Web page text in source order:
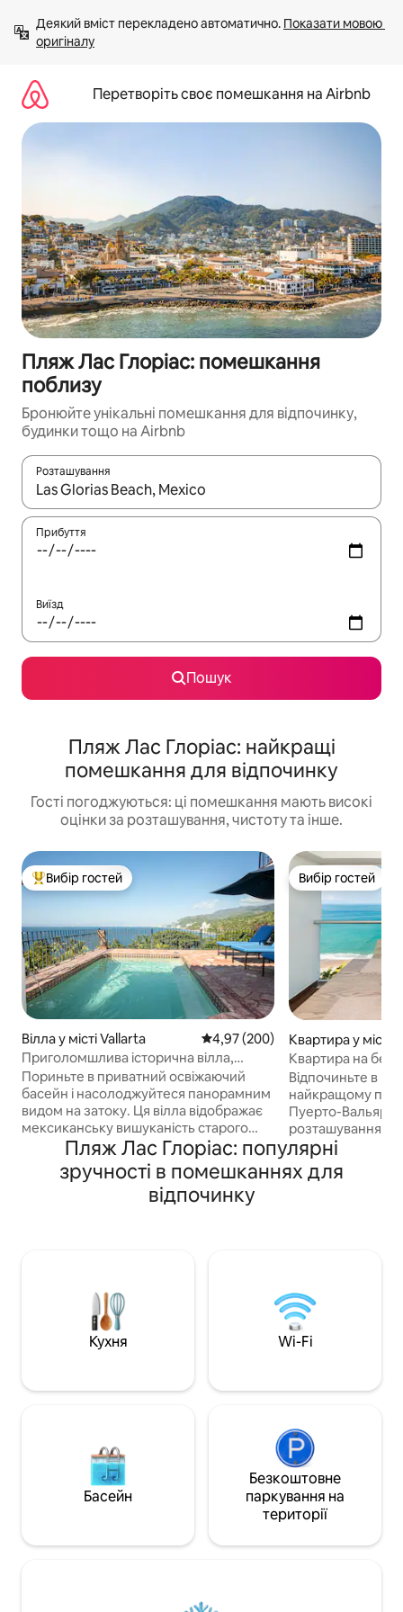
вмісту
Деякий вміст перекладено автоматично. Показати мовою
оригіналу
Перетворіть своє помешкання на Airbnb
Пляж Лас Глоріас: помешкання
поблизу
Бронюйте унікальні помешкання для відпочинку,
будинки тощо на Airbnb
Розташування
Отримавши результати пошуку, використовуйте для
Прибуття
Виїзд
Пошук
Пляж Лас Глоріас: найкращі
помешкання для відпочинку
Гості погоджуються: ці помешкання мають високі
оцінки за розташування, чистоту та інше.
Топ вибір гостей
Вибір гостей
Вілла у місті Vallarta Середня оцінка: 4,97 з 5,
4,97 (200)
Приголомшлива історична вілла,
приватний басейн і панорамний вид
Пориньте в приватний освіжаючий
басейн і насолоджуйтеся панорамним
видом на затоку. Ця вілла відображає
мексиканську вишуканість старого
світу з дерев 'яними балками,
розписаною вручну плиткою та
колоніальним антикваріальним
антикваріалом поряд із сучасними
та колекція вілл широко визнані як
один із найкращих, які може
запропонувати PV, завдяки
безпрецедентному розташуванню та
нашого анклаву вілл. Це автентична
пишаємося тим, що ділимося ним з
нашими гостями! Вілла ваша! З
лицьового боку та зверху вниз! Я
завжди на зв 'язку електронною
нерухомості в PV, господиня, садівник/
виникає, зазвичай може швидко
Вибір гостей
Вибір гостей
Квартира у місті
Квартира на
балконом.
Відпочиньте в
найкращому
Пуерто-
розташуванням
основних пам
зручним ліжком
березі океану,
тренажерному
поруч із
магазинами та
ексклюзивному
Пляж Лас Глоріас: популярні
зручності в помешканнях для
відпочинку
Кухня Wi-Fi
Басейн
Безкоштовне
паркування на
території